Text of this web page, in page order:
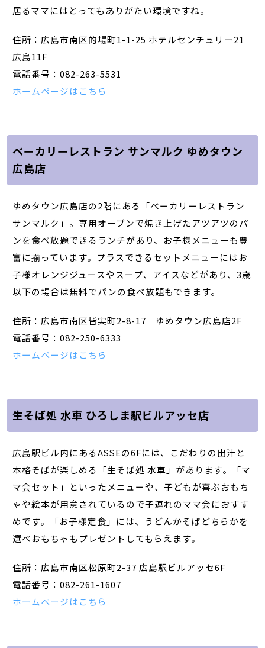
居るママにはとってもありがたい環境ですね。
住所：広島市南区的場町1-1-25 ホテルセンチュリー21
広島11F
電話番号：082-263-5531
ホームページはこちら
ベーカリーレストラン サンマルク ゆめタウン
広島店
ゆめタウン広島店の2階にある「ベーカリーレストラン
サンマルク」。専用オーブンで焼き上げたアツアツのパ
ンを食べ放題できるランチがあり、お子様メニューも豊
富に揃っています。プラスできるセットメニューにはお
子様オレンジジュースやスープ、アイスなどがあり、3歳
以下の場合は無料でパンの食べ放題もできます。
住所：広島市南区皆実町2-8-17 ゆめタウン広島店2F
電話番号：082-250-6333
ホームページはこちら
生そば処 水車 ひろしま駅ビルアッセ店
広島駅ビル内にあるASSEの6Fには、こだわりの出汁と
本格そばが楽しめる「生そば処 水車」があります。「マ
マ会セット」といったメニューや、子どもが喜ぶおもち
ゃや絵本が用意されているので子連れのママ会におすす
めです。「お子様定食」には、うどんかそばどちらかを
選べおもちゃもプレゼントしてもらえます。
住所：広島市南区松原町2-37 広島駅ビルアッセ6F
電話番号：082-261-1607
ホームページはこちら